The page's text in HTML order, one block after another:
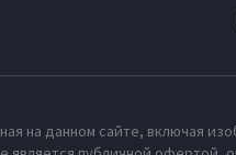
на данном сайте, включая